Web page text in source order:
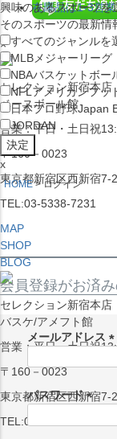
×
セレクション新宿本店
ベースボール館
営業：平日・土日祝
〒160－0023
東京都新宿区西新宿7-
TEL:03-5338-7231
MAP
SHOP
BLOG
セレクション新宿本店
バスケ/アメフト館
営業：平日・土日祝
〒160－0023
東京都新宿区西新宿7-
TEL:03-5338-7231
在庫品は1-3営
興味のあるスポーツを
そのスポーツの最新情
すべてのジャンルを
MLB メジャーリーグ
NBAバスケットボー
NFLアメリカンフッ
日本プロ野球Japan
JORDAN
x
HOME ログイン
会員登録がお済
メールアドレス
)
パスワード